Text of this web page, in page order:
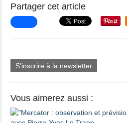
Partager cet article
S'inscrire à la newsletter
Vous aimerez aussi :